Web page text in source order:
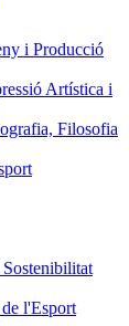
i Producció
Artística i
Filosofia
l'Esport